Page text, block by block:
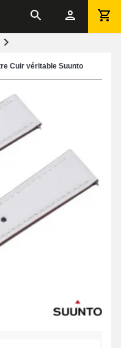
Cuir véritable Suunto